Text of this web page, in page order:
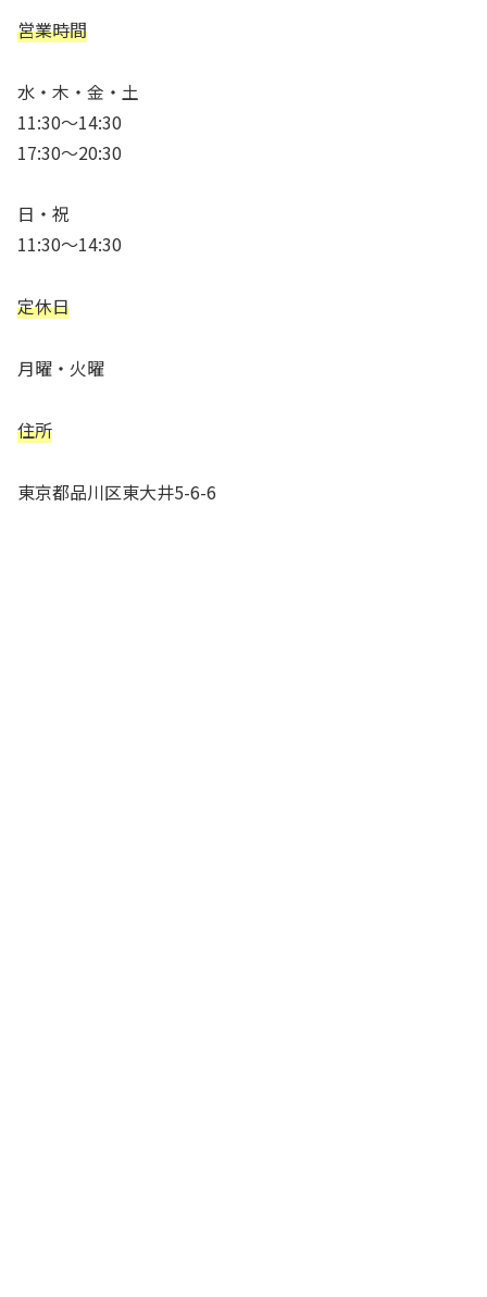
営業時間
水・木・金・土
11:30～14:30
17:30～20:30
日・祝
11:30～14:30
定休日
月曜・火曜
住所
東京都品川区東大井5-6-6